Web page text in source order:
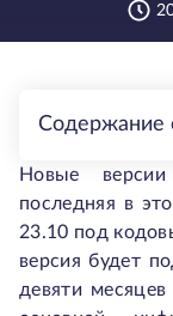
Содержание
Новые
последняя в
23.10 под
версия будет
девяти